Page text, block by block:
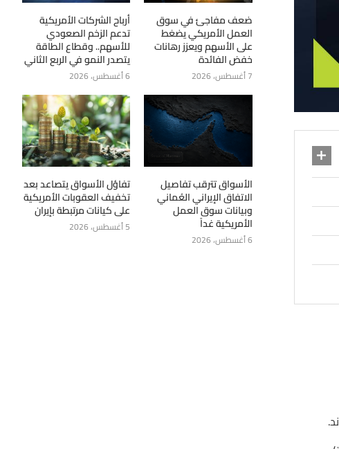
ضعف مفاجئ في سوق
العمل الأمريكي يضغط
على الأسهم ويعزز رهانات
خفض الفائدة
7 أغسطس، 2026
أرباح الشركات الأمريكية
تدعم الزخم الصعودي
للأسهم.. وقطاع الطاقة
يتصدر النمو في الربع الثاني
6 أغسطس، 2026
الأسواق تترقب تفاصيل
الاتفاق الإيراني العُماني
وبيانات سوق العمل
الأمريكية غداً
6 أغسطس، 2026
تفاؤل الأسواق يتصاعد بعد
تخفيف العقوبات الأمريكية
على كيانات مرتبطة بإيران
5 أغسطس، 2026